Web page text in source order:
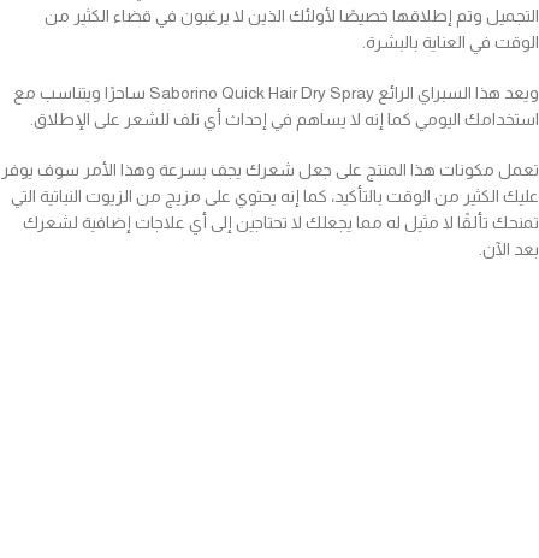
التجميل وتم إطلاقها خصيصًا لأولئك الذين لا يرغبون في قضاء الكثير من
الوقت في العناية بالبشرة.
ويعد هذا السبراي الرائع Saborino Quick Hair Dry Spray ساحرًا ويتناسب مع
استخدامك اليومي كما إنه لا يساهم في إحداث أي تلف للشعر على الإطلاق.
تعمل مكونات هذا المنتج على جعل شعرك يجف بسرعة وهذا الأمر سوف يوفر
عليك الكثير من الوقت بالتأكيد، كما إنه يحتوي على مزيج من الزيوت النباتية التي
تمنحك تألقًا لا مثيل له مما يجعلك لا تحتاجين إلى أي علاجات إضافية لشعرك
بعد الآن.